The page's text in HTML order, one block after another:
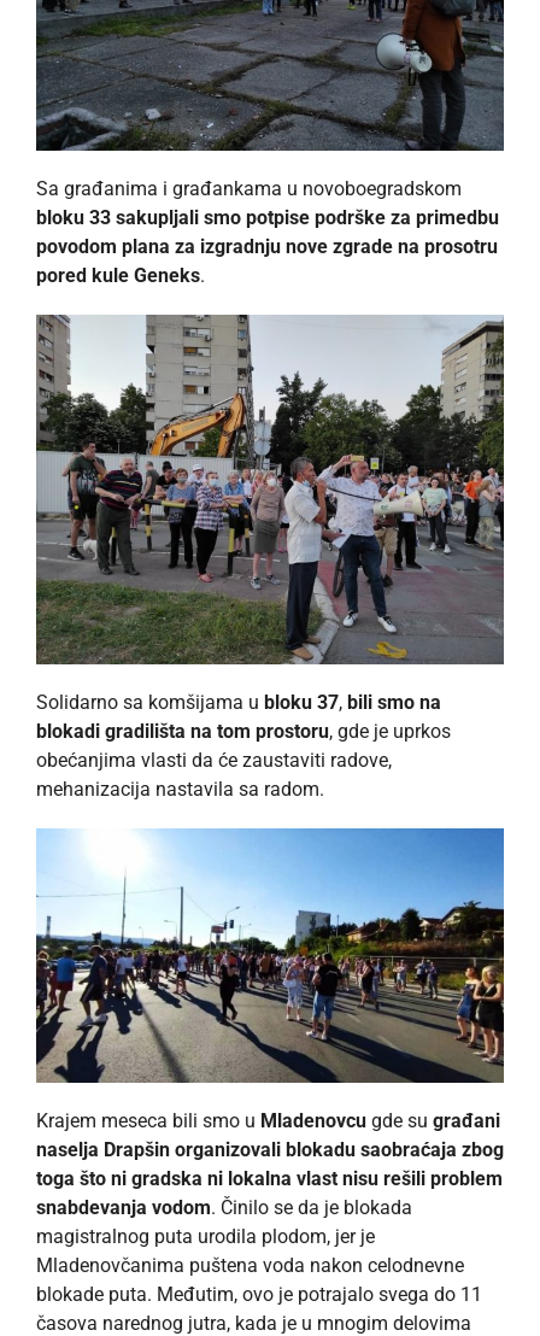
Sa građanima i građankama u novoboegradskom
bloku 33 sakupljali smo potpise podrške za primedbu
povodom plana za izgradnju nove zgrade na prosotru
pored kule Geneks.
Solidarno sa komšijama u bloku 37, bili smo na
blokadi gradilišta na tom prostoru, gde je uprkos
obećanjima vlasti da će zaustaviti radove,
mehanizacija nastavila sa radom.
Krajem meseca bili smo u Mladenovcu gde su građani
naselja Drapšin organizovali blokadu saobraćaja zbog
toga što ni gradska ni lokalna vlast nisu rešili problem
snabdevanja vodom. Činilo se da je blokada
magistralnog puta urodila plodom, jer je
Mladenovčanima puštena voda nakon celodnevne
blokade puta. Međutim, ovo je potrajalo svega do 11
časova narednog jutra, kada je u mnogim delovima